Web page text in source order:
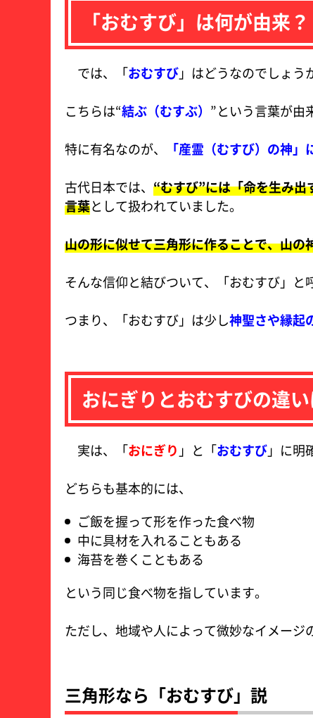
「おむすび」は何が由来？
では、「おむすび」はどうなのでしょう
こちらは“結ぶ（むすぶ） ”という言葉が由
特に有名なのが、 「産霊（むすび）の神」
古代日本では、 “むすび”には「命を生み
言葉として扱われていました。
山の形に似せて三角形に作ることで、山
そんな信仰と結びついて、「おむすび」と
つまり、「おむすび」は少し神聖さや縁起
おにぎりとおむすびの違い
実は、「おにぎり 」と「おむすび」に明
どちらも基本的には、
ご飯を握って形を作った食べ物
中に具材を入れることもある
海苔を巻くこともある
という同じ食べ物を指しています。
ただし、地域や人によって微妙なイメージ
三角形なら「おむすび」説